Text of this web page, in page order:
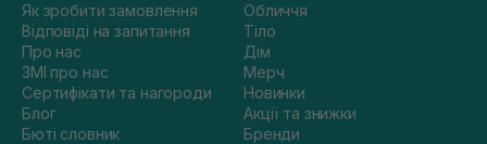
Як зробити замовлення
Відповіді на запитання
Про нас
ЗМІ про нас
Сертифікати та нагороди
Блог
Бюті словник
Обличчя
Тіло
Дім
Мерч
Новинки
Акції та знижки
Бренди